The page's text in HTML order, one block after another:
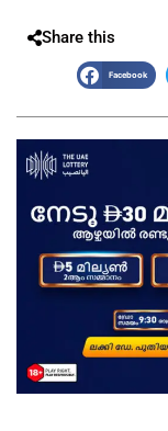
Share this
Facebook